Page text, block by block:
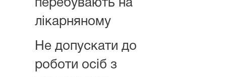
перебувають на
лікарняному
Не допускати до
роботи осіб з